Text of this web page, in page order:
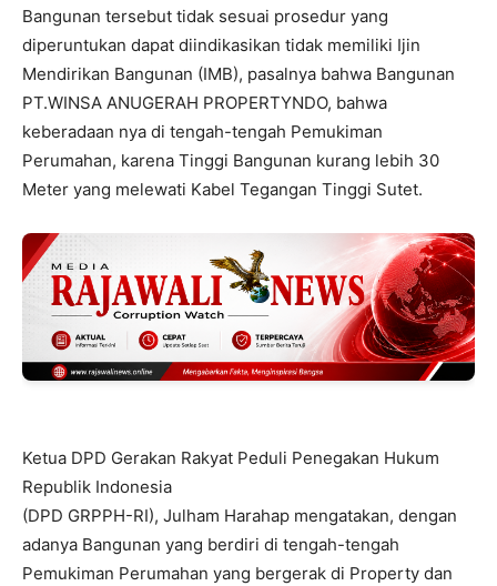
Bangunan tersebut tidak sesuai prosedur yang
diperuntukan dapat diindikasikan tidak memiliki Ijin
Mendirikan Bangunan (IMB), pasalnya bahwa Bangunan
PT.WINSA ANUGERAH PROPERTYNDO, bahwa
keberadaan nya di tengah-tengah Pemukiman
Perumahan, karena Tinggi Bangunan kurang lebih 30
Meter yang melewati Kabel Tegangan Tinggi Sutet.
Ketua DPD Gerakan Rakyat Peduli Penegakan Hukum
Republik Indonesia
(DPD GRPPH-RI), Julham Harahap mengatakan, dengan
adanya Bangunan yang berdiri di tengah-tengah
Pemukiman Perumahan yang bergerak di Property dan